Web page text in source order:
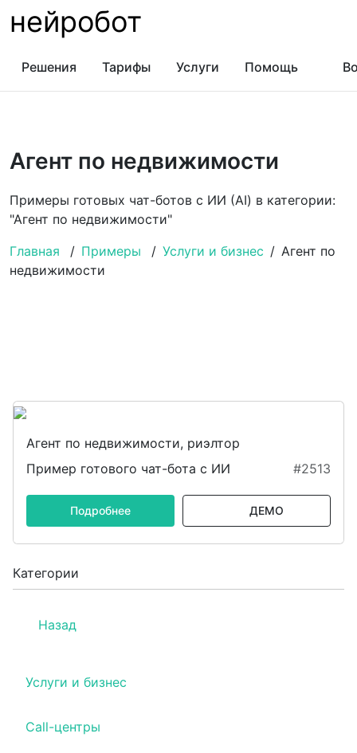
нейробот
Решения Тарифы Услуги Помощь
Агент по недвижимости
Примеры готовых чат-ботов с ИИ (AI) в категории:
"Агент по недвижимости"
Главная
/ Примеры / Услуги и бизнес / Агент по
недвижимости
Категории
Назад
Услуги и бизнес
Call-центры
Агент по недвижимости, риэлтор
Пример готового чат-бота с ИИ
#2513
Подробнее ДЕМО